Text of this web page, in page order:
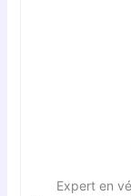
Expert en